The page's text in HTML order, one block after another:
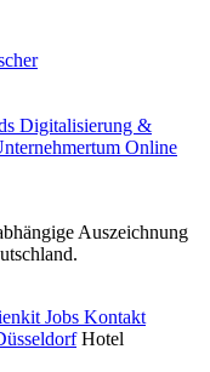
Digitalisierung &
Online
Auszeichnung
Jobs Kontakt
Hotel